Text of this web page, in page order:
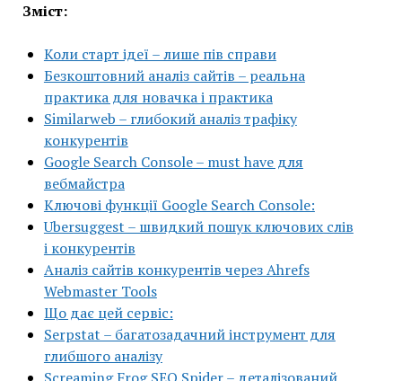
Зміст:
Коли старт ідеї – лише пів справи
Безкоштовний аналіз сайтів – реальна
практика для новачка і практика
Similarweb – глибокий аналіз трафіку
конкурентів
Google Search Console – must have для
вебмайстра
Ключові функції Google Search Console:
Ubersuggest – швидкий пошук ключових слів
і конкурентів
Аналіз сайтів конкурентів через Ahrefs
Webmaster Tools
Що дає цей сервіс:
Serpstat – багатозадачний інструмент для
глибшого аналізу